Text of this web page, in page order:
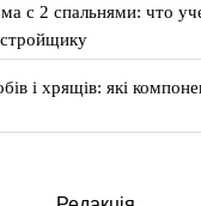
с 2 спальнями: что
і хрящів: які